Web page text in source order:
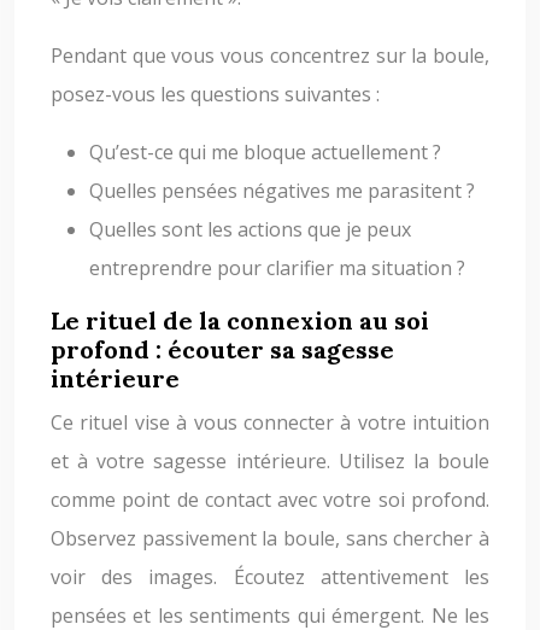
Pendant que vous vous concentrez sur la boule,
posez-vous les questions suivantes :
Qu’est-ce qui me bloque actuellement ?
Quelles pensées négatives me parasitent ?
Quelles sont les actions que je peux
entreprendre pour clarifier ma situation ?
Le rituel de la connexion au soi
profond : écouter sa sagesse
intérieure
Ce rituel vise à vous connecter à votre intuition
et à votre sagesse intérieure. Utilisez la boule
comme point de contact avec votre soi profond.
Observez passivement la boule, sans chercher à
voir des images. Écoutez attentivement les
pensées et les sentiments qui émergent. Ne les